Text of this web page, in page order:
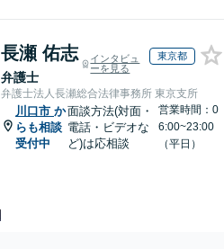
長瀬 佑志
弁護士
インタビュ
ーを見る
東京都
弁護士法人長瀬総合法律事務所 東京支所
川口市 か
らも相談
受付中
面談方法(対面・
電話・ビデオな
ど)は応相談
営業時間：0
6:00~23:00
（平日）